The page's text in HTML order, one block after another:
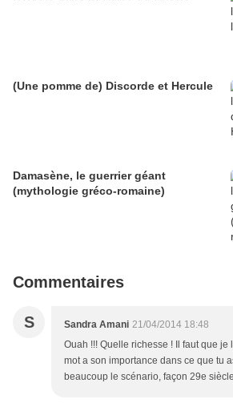
(Une pomme de) Discorde et Hercule
Damasène, le guerrier géant
(mythologie gréco-romaine)
Commentaires
S Sandra Amani 21/04/2014 18:48
Ouah !!! Quelle richesse ! Il faut que je
mot a son importance dans ce que tu
beaucoup le scénario, façon 29e